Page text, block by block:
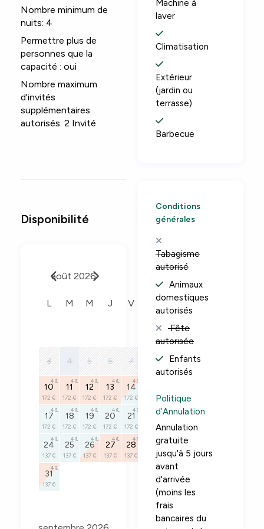
Nombre minimum de
nuits: 4
Permettre plus de
personnes que la
capacité :oui
Nombre maximum
d'invités
supplémentaires
autorisés: 2 Invité
Disponibilité
août 2026
L M M J V D
2
3 4 5 6 7 9
172 €
10
172 €
4
11
172 €
4
12
172 €
4
13
172 €
4
14
172 €
4
172 € 172 €
17
172 €
4
18
172 €
4
19
172 €
4
20
172 €
4
21
172 €
4
22
172 €
4
23
172 €
4
24
137 €
4
25
137 €
4
26
137 €
4
27
137 €
4
28
137 €
4
29
137 €
4
30
137 €
4
31
137 €
4
Conditions
générales
Tabagisme
autorisé
Animaux
domestiques
autorisés
Fête
autorisée
Enfants
autorisés
Politique
d’Annulation
Annulation
gratuite
jusqu'à 5 jours
avant
d'arrivée
(moins les
frais
bancaires du
Machine à
laver
Climatisation
Extérieur
(jardin ou
terrasse)
Barbecue